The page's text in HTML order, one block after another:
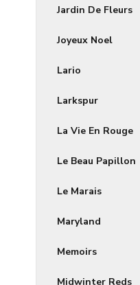
Jardin De Fleurs
Joyeux Noel
Lario
Larkspur
La Vie En Rouge
Le Beau Papillon
Le Marais
Maryland
Memoirs
Midwinter Reds